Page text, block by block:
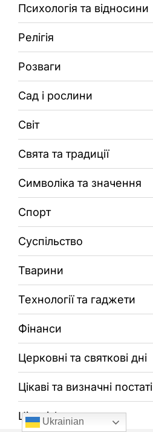
Психологія та відносини
Релігія
Розваги
Сад і рослини
Світ
Свята та традиції
Символіка та значення
Спорт
Суспільство
Тварини
Технології та гаджети
Фінанси
Церковні та святкові дні
Цікаві та визначні постаті
Цікаві факти
Ukrainian